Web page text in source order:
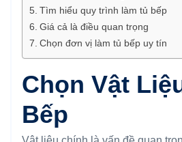
Tìm hiểu quy trình làm tủ bếp
Giá cả là điều quan trọng
Chọn đơn vị làm tủ bếp uy tín
Chọn Vật
Bếp